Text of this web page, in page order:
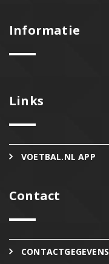
Informatie
Links
VOETBAL.NL APP
Contact
CONTACTGEGEVENS